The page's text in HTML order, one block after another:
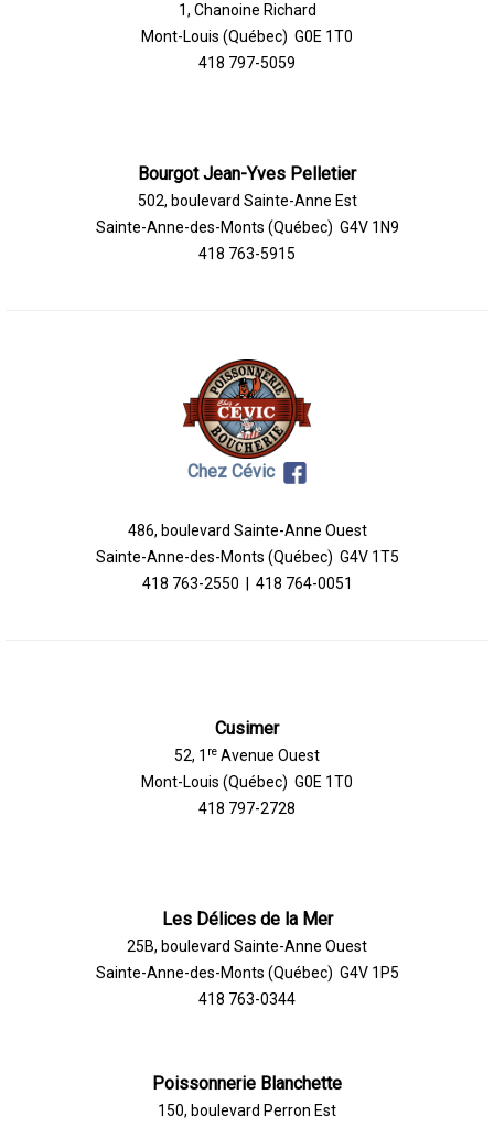
1, Chanoine Richard
Mont-Louis (Québec) G0E 1T0
418 797-5059
Bourgot Jean-Yves Pelletier
502, boulevard Sainte-Anne Est
Sainte-Anne-des-Monts (Québec) G4V 1N9
418 763-5915
Chez Cévic
486, boulevard Sainte-Anne Ouest
Sainte-Anne-des-Monts (Québec) G4V 1T5
418 763-2550 | 418 764-0051
Cusimer
52, 1 re Avenue Ouest
Mont-Louis (Québec) G0E 1T0
418 797-2728
Les Délices de la Mer
25B, boulevard Sainte-Anne Ouest
Sainte-Anne-des-Monts (Québec) G4V 1P5
418 763-0344
Poissonnerie Blanchette
150, boulevard Perron Est